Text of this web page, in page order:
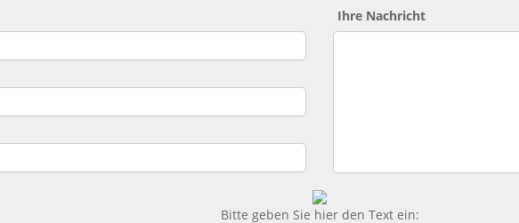
Ihre Nachricht
Bitte geben Sie hier den Text ein: